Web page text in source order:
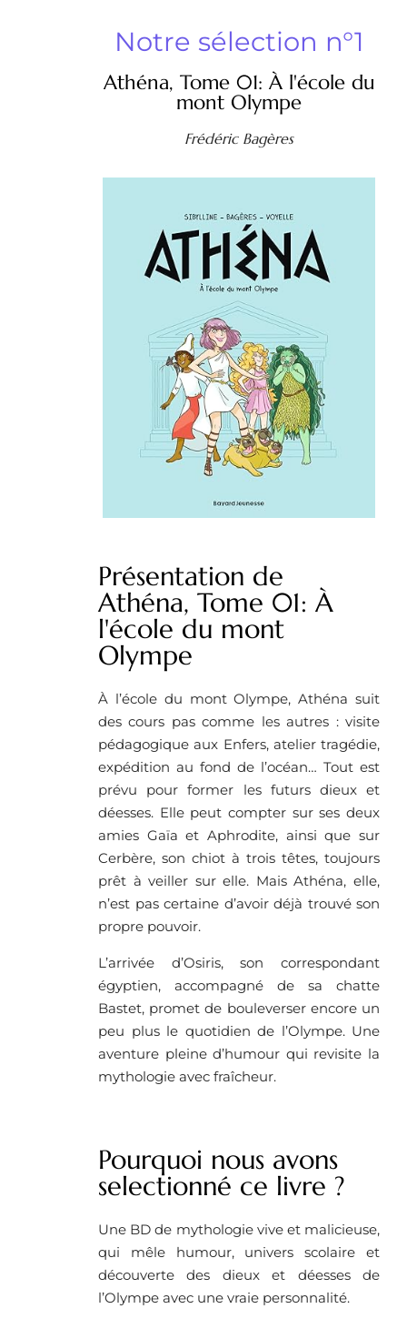
Notre sélection n°1
Athéna, Tome 01: À l'école du
mont Olympe
Frédéric Bagères
Présentation de
Athéna, Tome 01: À
l'école du mont
Olympe
À l’école du mont Olympe, Athéna suit
des cours pas comme les autres : visite
pédagogique aux Enfers, atelier tragédie,
expédition au fond de l’océan… Tout est
prévu pour former les futurs dieux et
déesses. Elle peut compter sur ses deux
amies Gaïa et Aphrodite, ainsi que sur
Cerbère, son chiot à trois têtes, toujours
prêt à veiller sur elle. Mais Athéna, elle,
n’est pas certaine d’avoir déjà trouvé son
propre pouvoir.
L’arrivée d’Osiris, son correspondant
égyptien, accompagné de sa chatte
Bastet, promet de bouleverser encore un
peu plus le quotidien de l’Olympe. Une
aventure pleine d’humour qui revisite la
mythologie avec fraîcheur.
Pourquoi nous avons
selectionné ce livre ?
Une BD de mythologie vive et malicieuse,
qui mêle humour, univers scolaire et
découverte des dieux et déesses de
l’Olympe avec une vraie personnalité.